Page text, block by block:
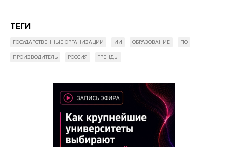
ТЕГИ
ГОСУДАРСТВЕННЫЕ ОРГАНИЗАЦИИ ИИ ОБРАЗОВАНИЕ ПО
ПРОИЗВОДИТЕЛЬ РОССИЯ ТРЕНДЫ